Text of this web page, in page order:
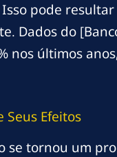
pode
Dados do
nos últimos
Efeitos
se tornou um